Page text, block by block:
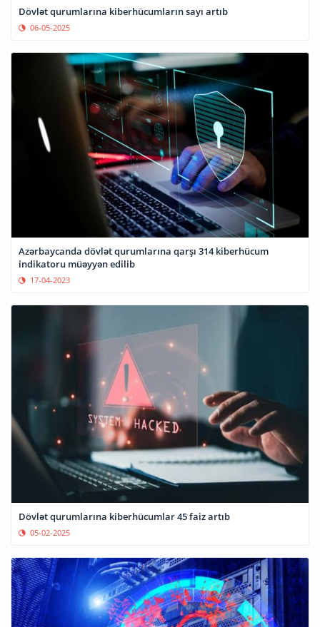
Dövlət qurumlarına kiberhücumların sayı artıb
06-05-2025
Azərbaycanda dövlət qurumlarına qarşı 314 kiberhücum
indikatoru müəyyən edilib
17-04-2023
Dövlət qurumlarına kiberhücumlar 45 faiz artıb
05-02-2025